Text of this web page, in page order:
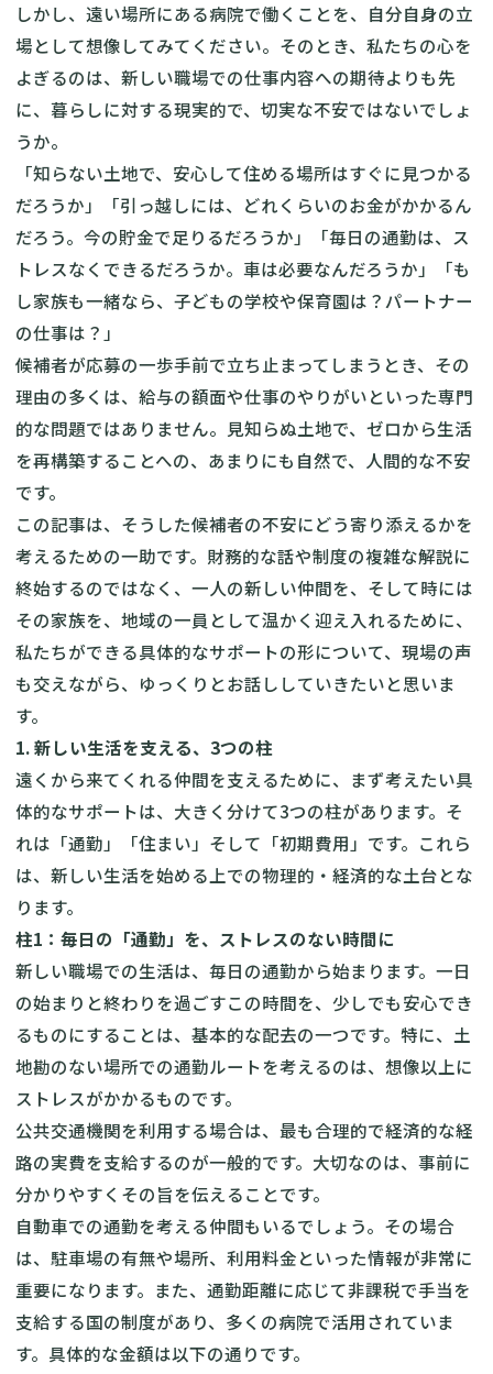
しかし、遠い場所にある病院で働くことを、自分自身の立
場として想像してみてください。そのとき、私たちの心を
よぎるのは、新しい職場での仕事内容への期待よりも先
に、暮らしに対する現実的で、切実な不安ではないでしょ
うか。
「知らない土地で、安心して住める場所はすぐに見つかる
だろうか」「引っ越しには、どれくらいのお金がかかるん
だろう。今の貯金で足りるだろうか」「毎日の通勤は、ス
トレスなくできるだろうか。車は必要なんだろうか」「も
し家族も一緒なら、子どもの学校や保育園は？パートナー
の仕事は？」
候補者が応募の一歩手前で立ち止まってしまうとき、その
理由の多くは、給与の額面や仕事のやりがいといった専門
的な問題ではありません。見知らぬ土地で、ゼロから生活
を再構築することへの、あまりにも自然で、人間的な不安
です。
この記事は、そうした候補者の不安にどう寄り添えるかを
考えるための一助です。財務的な話や制度の複雑な解説に
終始するのではなく、一人の新しい仲間を、そして時には
その家族を、地域の一員として温かく迎え入れるために、
私たちができる具体的なサポートの形について、現場の声
も交えながら、ゆっくりとお話ししていきたいと思いま
す。
1. 新しい生活を支える、3つの柱
遠くから来てくれる仲間を支えるために、まず考えたい具
体的なサポートは、大きく分けて3つの柱があります。そ
れは「通勤」「住まい」そして「初期費用」です。これら
は、新しい生活を始める上での物理的・経済的な土台とな
ります。
柱1：毎日の「通勤」を、ストレスのない時間に
新しい職場での生活は、毎日の通勤から始まります。一日
の始まりと終わりを過ごすこの時間を、少しでも安心でき
るものにすることは、基本的な配去の一つです。特に、土
地勘のない場所での通勤ルートを考えるのは、想像以上に
ストレスがかかるものです。
公共交通機関を利用する場合は、最も合理的で経済的な経
路の実費を支給するのが一般的です。大切なのは、事前に
分かりやすくその旨を伝えることです。
自動車での通勤を考える仲間もいるでしょう。その場合
は、駐車場の有無や場所、利用料金といった情報が非常に
重要になります。また、通勤距離に応じて非課税で手当を
支給する国の制度があり、多くの病院で活用されていま
す。具体的な金額は以下の通りです。